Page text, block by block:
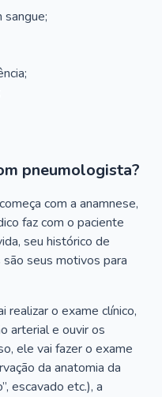
pneumologista?
com a anamnese,
faz com o paciente
seu histórico de
seus motivos para
realizar o exame clínico,
arterial e ouvir os
ele vai fazer o exame
da anatomia da
escavado etc.), a